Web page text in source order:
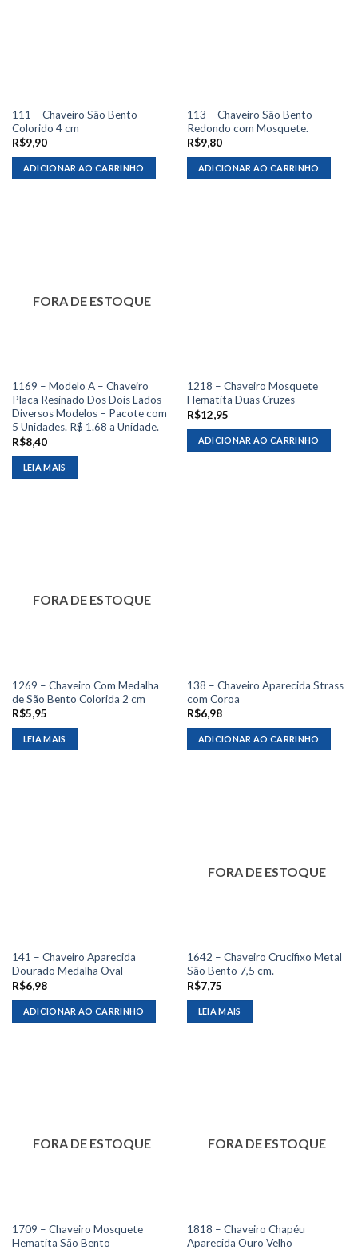
111 – Chaveiro São Bento
Colorido 4 cm
R$9,90
ADICIONAR AO CARRINHO
113 – Chaveiro São Bento
Redondo com Mosquete.
R$9,80
ADICIONAR AO CARRINHO
FORA DE ESTOQUE
1169 – Modelo A – Chaveiro
Placa Resinado Dos Dois Lados
Diversos Modelos – Pacote com
5 Unidades. R$ 1.68 a Unidade.
R$8,40
LEIA MAIS
1218 – Chaveiro Mosquete
Hematita Duas Cruzes
R$12,95
ADICIONAR AO CARRINHO
FORA DE ESTOQUE
1269 – Chaveiro Com Medalha
de São Bento Colorida 2 cm
R$5,95
LEIA MAIS
138 – Chaveiro Aparecida Strass
com Coroa
R$6,98
ADICIONAR AO CARRINHO
141 – Chaveiro Aparecida
Dourado Medalha Oval
R$6,98
ADICIONAR AO CARRINHO
FORA DE ESTOQUE
1642 – Chaveiro Crucifixo Metal
São Bento 7,5 cm.
R$7,75
LEIA MAIS
FORA DE ESTOQUE
1709 – Chaveiro Mosquete
Hematita São Bento
FORA DE ESTOQUE
1818 – Chaveiro Chapéu
Aparecida Ouro Velho